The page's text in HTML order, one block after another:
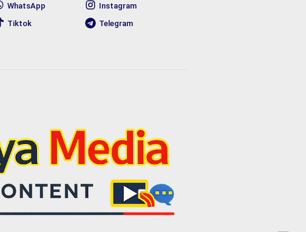
WhatsApp
Instagram
Tiktok
Telegram